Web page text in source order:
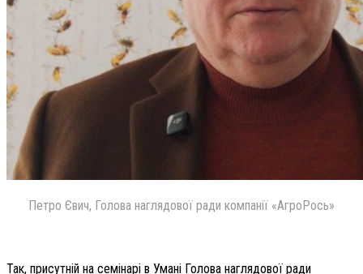
Петро Євич, Голова наглядової ради компанії «АгроРось»
Так, присутній на семінарі в Умані Голова наглядової ради